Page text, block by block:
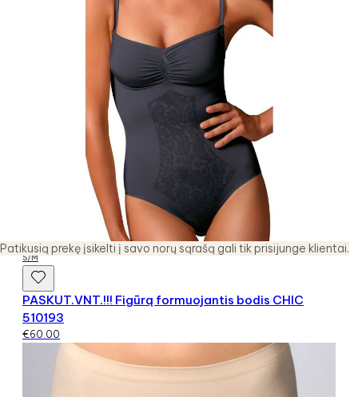
Patikusią prekę įsikelti į savo norų sąrašą gali tik prisijunge klientai.
S/M
PASKUT.VNT.!!! Figūrą formuojantis bodis CHIC
510193
€60.00